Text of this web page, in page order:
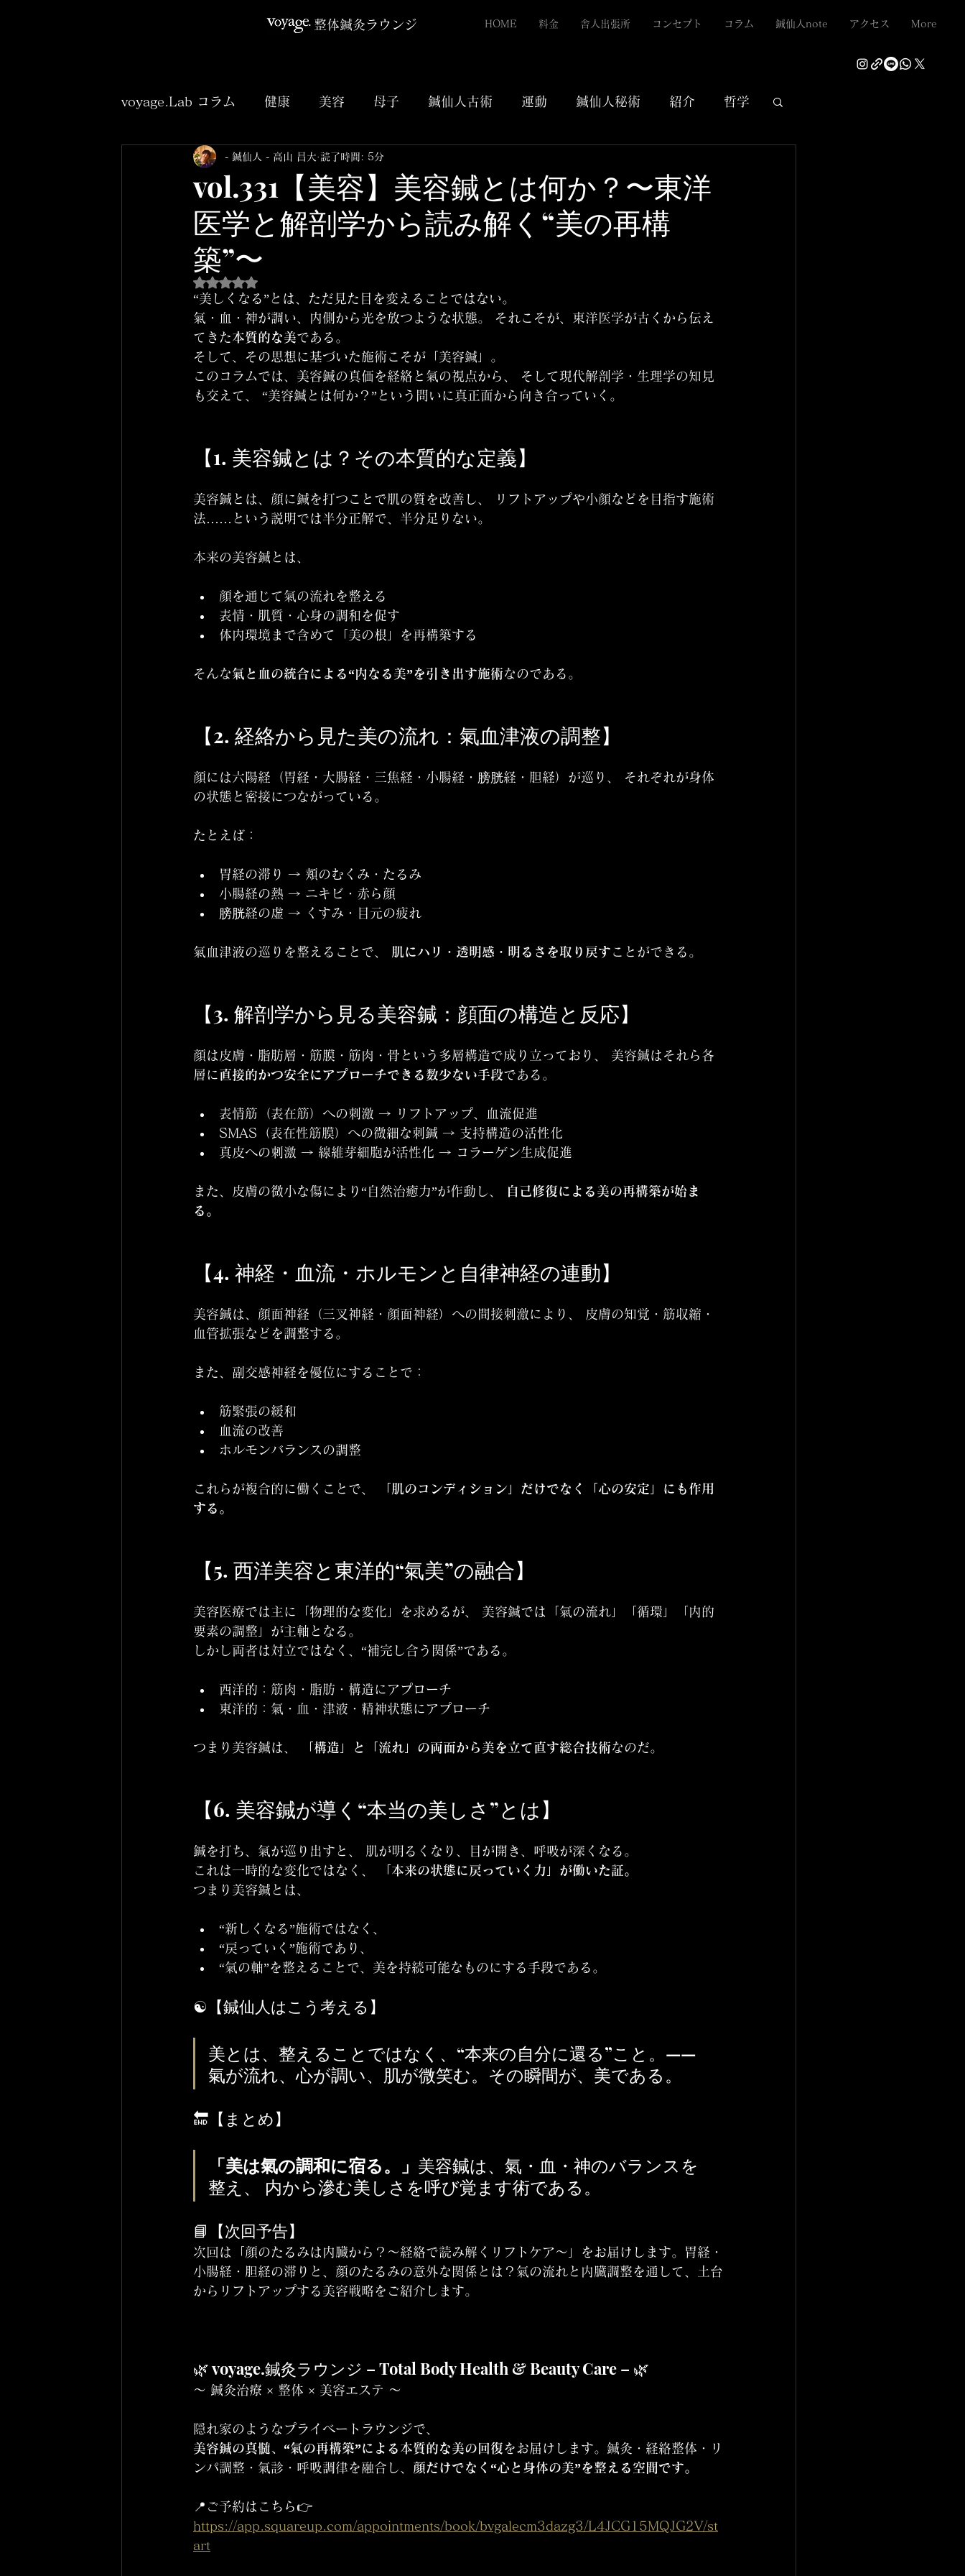
整体鍼灸ラウンジ HOME 料金 舎人出張所 コンセプト コラム 鍼仙人note アクセス More
voyage.Lab コラム 健康 美容 母子 鍼仙人古術 運動 鍼仙人秘術 紹介 哲学
アニメ 小説
vol.331【美容】美容鍼とは何か？〜東洋
医学と解剖学から読み解く“美の再構
築”〜
- 鍼仙人 - 高山 昌大 読了時間: 5分
5つ星のうちNaNと評価されています。
“美しくなる”とは、ただ見た目を変えることではない。
氣・血・神が調い、内側から光を放つような状態。 それこそが、東洋医学が古くから伝え
てきた本質的な美である。
そして、その思想に基づいた施術こそが「美容鍼」。
このコラムでは、美容鍼の真価を経絡と氣の視点から、 そして現代解剖学・生理学の知見
も交えて、 “美容鍼とは何か？”という問いに真正面から向き合っていく。
【1. 美容鍼とは？その本質的な定義】
美容鍼とは、顔に鍼を打つことで肌の質を改善し、 リフトアップや小顔などを目指す施術
法……という説明では半分正解で、半分足りない。
本来の美容鍼とは、
顔を通じて氣の流れを整える
表情・肌質・心身の調和を促す
体内環境まで含めて「美の根」を再構築する
そんな氣と血の統合による“内なる美”を引き出す施術なのである。
【2. 経絡から見た美の流れ：氣血津液の調整】
顔には六陽経（胃経・大腸経・三焦経・小腸経・膀胱経・胆経）が巡り、 それぞれが身体
の状態と密接につながっている。
たとえば：
胃経の滞り → 頬のむくみ・たるみ
小腸経の熱 → ニキビ・赤ら顔
膀胱経の虚 → くすみ・目元の疲れ
氣血津液の巡りを整えることで、 肌にハリ・透明感・明るさを取り戻す ことができる。
【3. 解剖学から見る美容鍼：顔面の構造と反応】
顔は皮膚・脂肪層・筋膜・筋肉・骨という多層構造で成り立っており、 美容鍼はそれら各
層に 直接的かつ安全にアプローチできる数少ない手段である。
表情筋（表在筋）への刺激 → リフトアップ、血流促進
SMAS（表在性筋膜）への微細な刺鍼 → 支持構造の活性化
真皮への刺激 → 線維芽細胞が活性化 → コラーゲン生成促進
また、皮膚の微小な傷により“自然治癒力”が作動し、
自己修復による美の再構築が始ま
る。
【4. 神経・血流・ホルモンと自律神経の連動】
美容鍼は、顔面神経（三叉神経・顔面神経）への間接刺激により、 皮膚の知覚・筋収縮・
血管拡張などを調整する。
また、副交感神経を優位にすることで：
筋緊張の緩和
血流の改善
ホルモンバランスの調整
これらが複合的に働くことで、
「肌のコンディション」だけでなく「心の安定」にも作用
する。
【5. 西洋美容と東洋的“氣美”の融合】
美容医療では主に「物理的な変化」を求めるが、 美容鍼では「氣の流れ」「循環」「内的
要素の調整」が主軸となる。
しかし両者は対立ではなく、“補完し合う関係”である。
西洋的：筋肉・脂肪・構造にアプローチ
東洋的：氣・血・津液・精神状態にアプローチ
つまり美容鍼は、 「構造」と「流れ」の両面から美を立て直す総合技術なのだ。
【6. 美容鍼が導く“本当の美しさ”とは】
鍼を打ち、氣が巡り出すと、 肌が明るくなり、目が開き、呼吸が深くなる。
これは一時的な変化ではなく、
「本来の状態に戻っていく力」が働いた証。
つまり美容鍼とは、
“新しくなる”施術ではなく、
“戻っていく”施術であり、
“氣の軸”を整えることで、美を持続可能なものにする手段である。
☯️【鍼仙人はこう考える】
美とは、整えることではなく、“本来の自分に還る”こと。——
氣が流れ、心が調い、肌が微笑む。その瞬間が、美である。
🔚【まとめ】
「美は氣の調和に宿る。」 美容鍼は、氣・血・神のバランスを
整え、 内から滲む美しさを呼び覚ます術である。
📘【次回予告】
次回は「顔のたるみは内臓から？〜経絡で読み解くリフトケア〜」をお届けします。胃経・
小腸経・胆経の滞りと、顔のたるみの意外な関係とは？氣の流れと内臓調整を通して、土台
からリフトアップする美容戦略をご紹介します。
🌿 voyage.鍼灸ラウンジ – Total Body Health & Beauty Care – 🌿
〜 鍼灸治療 × 整体 × 美容エステ 〜
隠れ家のようなプライベートラウンジで、
美容鍼の真髄、“氣の再構築”による本質的な美の回復をお届けします。鍼灸・経絡整体・リ
ンパ調整・氣診・呼吸調律を融合し、 顔だけでなく“心と身体の美”を整える空間です。
📍ご予約はこちら👉
https://app.squareup.com/appointments/book/bvgalecm3dazg3/L4JCG15MQJG2V/st
art